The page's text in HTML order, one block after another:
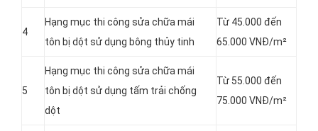
4
Hạng mục thi công sửa chữa mái
tôn bị dột sử dụng bông thủy tinh
Từ 45.000 đến
65.000 VNĐ/m²
5
Hạng mục thi công sửa chữa mái
tôn bị dột sử dụng tấm trải chống
dột
Từ 55.000 đến
75.000 VNĐ/m²